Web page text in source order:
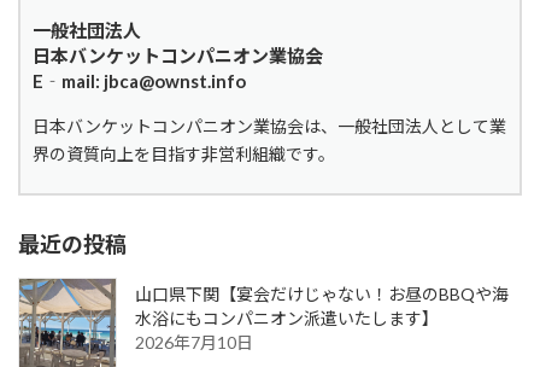
一般社団法人
日本バンケットコンパニオン業協会
E‐mail: jbca@ownst.info
日本バンケットコンパニオン業協会は、一般社団法人として業
界の資質向上を目指す非営利組織です。
最近の投稿
山口県下関【宴会だけじゃない！お昼のBBQや海
水浴にもコンパニオン派遣いたします】
2026年7月10日